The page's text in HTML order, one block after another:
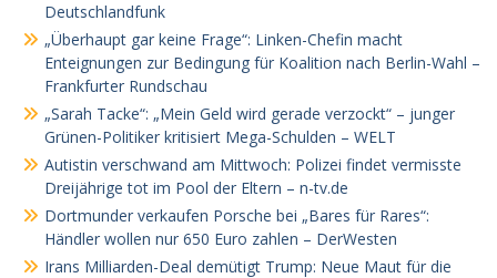
Deutschlandfunk
„Überhaupt gar keine Frage“: Linken-Chefin macht
Enteignungen zur Bedingung für Koalition nach Berlin-Wahl –
Frankfurter Rundschau
„Sarah Tacke“: „Mein Geld wird gerade verzockt“ – junger
Grünen-Politiker kritisiert Mega-Schulden – WELT
Autistin verschwand am Mittwoch: Polizei findet vermisste
Dreijährige tot im Pool der Eltern – n-tv.de
Dortmunder verkaufen Porsche bei „Bares für Rares“:
Händler wollen nur 650 Euro zahlen – DerWesten
Irans Milliarden-Deal demütigt Trump: Neue Maut für die